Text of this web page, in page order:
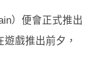
）便會正式推出
戲推出前夕，